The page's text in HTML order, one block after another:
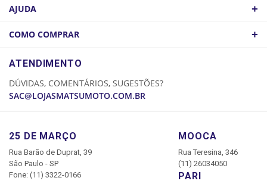
COMO CHEGAR
AJUDA +
COMO COMPRAR +
CADASTRE-SE
MINHA CONTA
MEUS PEDIDOS
ATENDIMENTO
DÚVIDAS, COMENTÁRIOS, SUGESTÕES?
SAC@LOJASMATSUMOTO.COM.BR
25 DE MARÇO
Rua Barão de Duprat, 39
São Paulo - SP
Fone: (11) 3322-0166
MOOCA
Rua Teresina, 346
(11) 26034050
PARI